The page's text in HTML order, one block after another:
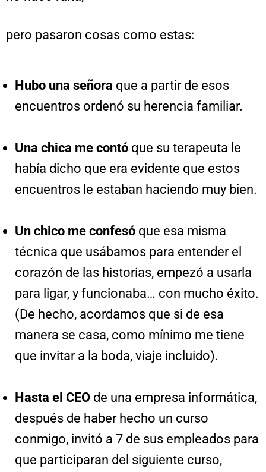
pero pasaron cosas como estas:
Hubo una señora que a partir de esos
encuentros ordenó su herencia familiar.
Una chica me contó que su terapeuta le
había dicho que era evidente que estos
encuentros le estaban haciendo muy bien.
Un chico me confesó que esa misma
técnica que usábamos para entender el
corazón de las historias, empezó a usarla
para ligar, y funcionaba… con mucho éxito.
(De hecho, acordamos que si de esa
manera se casa, como mínimo me tiene
que invitar a la boda, viaje incluido).
Hasta el CEO de una empresa informática,
después de haber hecho un curso
conmigo, invitó a 7 de sus empleados para
que participaran del siguiente curso,